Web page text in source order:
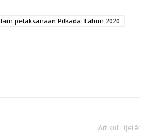
pelaksanaan Pilkada Tahun 2020
Artikulli tjetër